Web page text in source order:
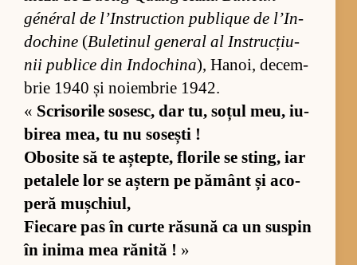
général de l’In­struc­tion pu­bli­que de l’In­
do­chine (Bu­le­ti­nul ge­ne­ral al In­struc­țiu­
nii pu­blice din In­do­china), Ha­noi, de­cem­
brie 1940 și no­iem­brie 1942.
« Scri­so­rile so­sesc, dar tu, so­țul meu, iu­
bi­rea mea, tu nu so­sești !
Obo­site să te aș­tep­te, flo­rile se sting, iar
pe­ta­lele lor se aș­tern pe pământ și aco­
peră mu­ș­chiul,
Fi­e­care pas în curte ră­sună ca un sus­pin
în inima mea ră­nită ! »